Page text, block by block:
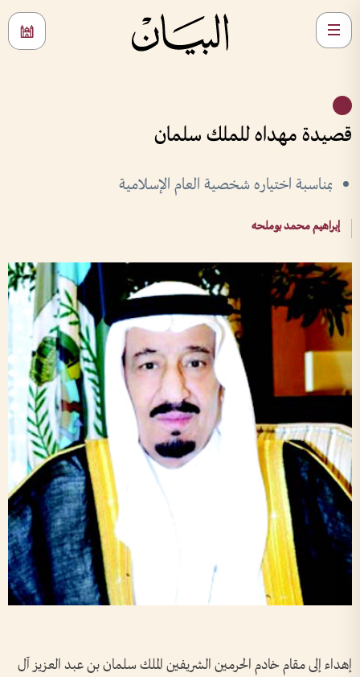
قصيدة مهداه للملك سلمان
بمناسبة اختياره شخصية العام الإسلامية
إبراهيم محمد بوملحه
إهداء إلى مقام خادم الحرمين الشريفين الملك سلمان بن عبد العزيز آل